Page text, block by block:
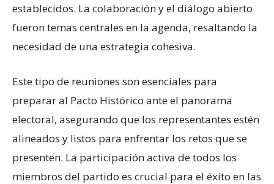
establecidos. La colaboración y el diálogo abierto
fueron temas centrales en la agenda, resaltando la
necesidad de una estrategia cohesiva.
Este tipo de reuniones son esenciales para
preparar al Pacto Histórico ante el panorama
electoral, asegurando que los representantes estén
alineados y listos para enfrentar los retos que se
presenten. La participación activa de todos los
miembros del partido es crucial para el éxito en las